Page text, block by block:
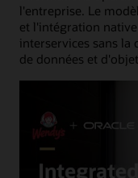
l'entreprise. Le
et l'intégration
interservices sans
de données et